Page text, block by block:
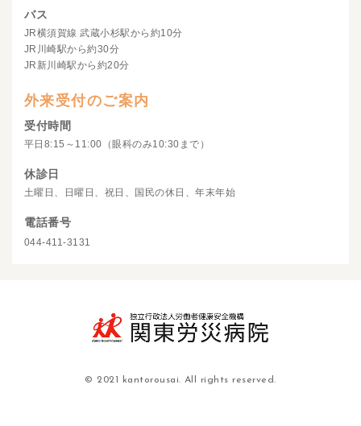
バス
JR横須賀線 武蔵小杉駅から約10分
JR川崎駅から約30分
JR新川崎駅から約20分
外来受付のご案内
受付時間
平日8:15～11:00（眼科のみ10:30まで）
休診日
土曜日、日曜日、祝日、国民の休日、年末年始
電話番号
044-411-3131
© 2021 kantorousai. All rights reserved.